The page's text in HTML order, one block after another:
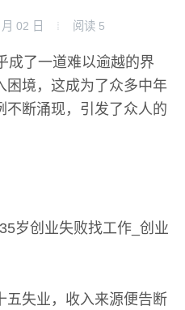
02 日 阅读 5
成了一道难以逾越的界
困境，这成为了众多中年
不断涌现，引发了众人的
五失业，收入来源便告断